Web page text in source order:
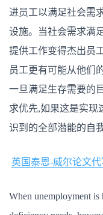
进员工以满足社会需
设施。当社会需求满
提供工作变得杰出员
员工更有可能从他们
一旦满足生存需要的
求优先,如果这是实现
识到的全部潜能的自
英国泰恩-威尔论文代
When unemployment